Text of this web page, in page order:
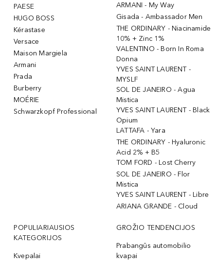
PAESE
HUGO BOSS
Kérastase
Versace
Maison Margiela
Armani
Prada
Burberry
MOÉRIE
Schwarzkopf Professional
ARMANI - My Way
Gisada - Ambassador Men
THE ORDINARY - Niacinamide
10% + Zinc 1%
VALENTINO - Born In Roma
Donna
YVES SAINT LAURENT -
MYSLF
SOL DE JANEIRO - Agua
Mistica
YVES SAINT LAURENT - Black
Opium
LATTAFA - Yara
THE ORDINARY - Hyaluronic
Acid 2% + B5
TOM FORD - Lost Cherry
SOL DE JANEIRO - Flor
Mistica
YVES SAINT LAURENT - Libre
ARIANA GRANDE - Cloud
POPULIARIAUSIOS
KATEGORIJOS
Kvepalai
GROŽIO TENDENCIJOS
Prabangūs automobilio
kvapai